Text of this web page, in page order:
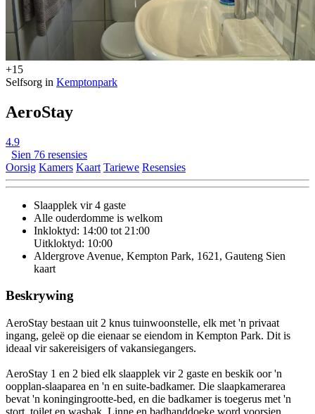
+15
Selfsorg in Kemptonpark
AeroStay
4.9
Sien 76 resensies
Oorsig Kamers Kaart Tariewe Resensies
Slaapplek vir 4 gaste
Alle ouderdomme is welkom
Inkloktyd: 14:00 tot 21:00
Uitkloktyd: 10:00
Aldergrove Avenue, Kempton Park, 1621, Gauteng Sien
kaart
Beskrywing
AeroStay bestaan uit 2 knus tuinwoonstelle, elk met 'n privaat
ingang, geleë op die eienaar se eiendom in Kempton Park. Dit is
ideaal vir sakereisigers of vakansiegangers.
AeroStay 1 en 2 bied elk slaapplek vir 2 gaste en beskik oor 'n
oopplan-slaaparea en 'n en suite-badkamer. Die slaapkamerarea
bevat 'n koningingrootte-bed, en die badkamer is toegerus met 'n